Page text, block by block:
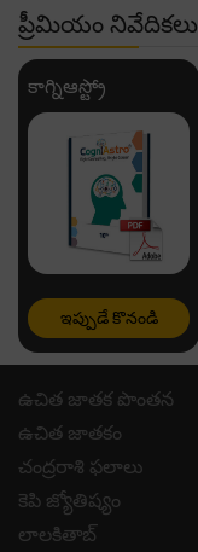
ప్రీమియం నివేదికలు
కాగ్నిఆస్ట్రో
ఇప్పుడే కొనండి
ఉచిత జాతక పొంతన
ఉచిత జాతకం
చంద్రరాశి ఫలాలు
కెపి జ్యోతిష్యం
లాలకితాబ్